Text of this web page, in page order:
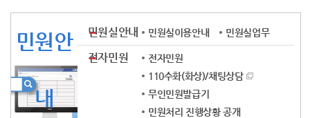
민원안
내
민원실안내 민원실이용안내 민원실업무
전자민원
전자민원
110수화(화상)/채팅상담
무인민원발급기
민원처리 진행상황 공개